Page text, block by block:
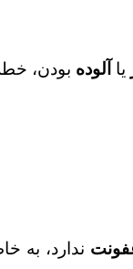
یا آلوده بودن،
ندارد، به